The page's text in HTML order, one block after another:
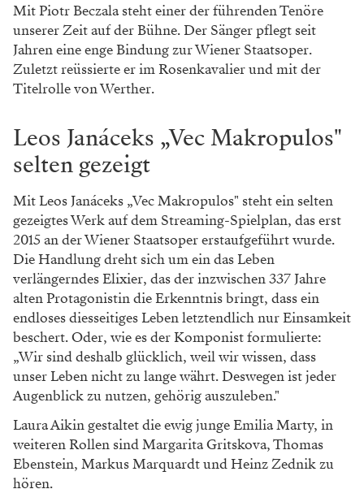
Mit Piotr Beczala steht einer der führenden Tenöre
unserer Zeit auf der Bühne. Der Sänger pflegt seit
Jahren eine enge Bindung zur Wiener Staatsoper.
Zuletzt reüssierte er im Rosenkavalier und mit der
Titelrolle von Werther.
Leos Janáceks „Vec Makropulos"
selten gezeigt
Mit Leos Janáceks „Vec Makropulos" steht ein selten
gezeigtes Werk auf dem Streaming-Spielplan, das erst
2015 an der Wiener Staatsoper erstaufgeführt wurde.
Die Handlung dreht sich um ein das Leben
verlängerndes Elixier, das der inzwischen 337 Jahre
alten Protagonistin die Erkenntnis bringt, dass ein
endloses diesseitiges Leben letztendlich nur Einsamkeit
beschert. Oder, wie es der Komponist formulierte:
„Wir sind deshalb glücklich, weil wir wissen, dass
unser Leben nicht zu lange währt. Deswegen ist jeder
Augenblick zu nutzen, gehörig auszuleben."
Laura Aikin gestaltet die ewig junge Emilia Marty, in
weiteren Rollen sind Margarita Gritskova, Thomas
Ebenstein, Markus Marquardt und Heinz Zednik zu
hören.